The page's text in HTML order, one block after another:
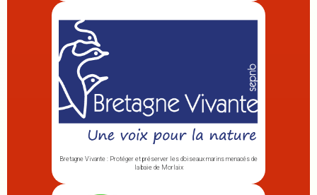
Bretagne Vivante : Protéger et préserver les d’oiseaux marins menacés de
la baie de Morlaix